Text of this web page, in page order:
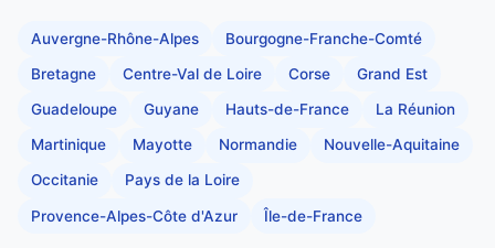
Auvergne-Rhône-Alpes Bourgogne-Franche-Comté
Bretagne Centre-Val de Loire Corse Grand Est
Guadeloupe Guyane Hauts-de-France La Réunion
Martinique Mayotte Normandie Nouvelle-Aquitaine
Occitanie Pays de la Loire
Provence-Alpes-Côte d'Azur Île-de-France